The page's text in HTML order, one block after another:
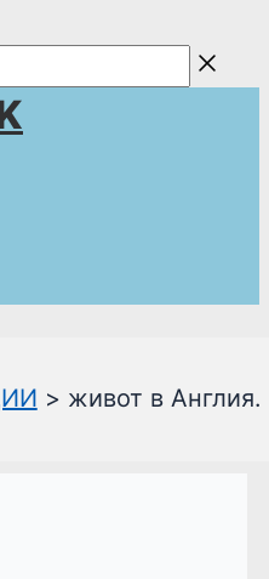
живот в Англия.